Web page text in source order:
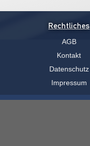
Rechtliches
AGB
Kontakt
Datenschutz
Impressum